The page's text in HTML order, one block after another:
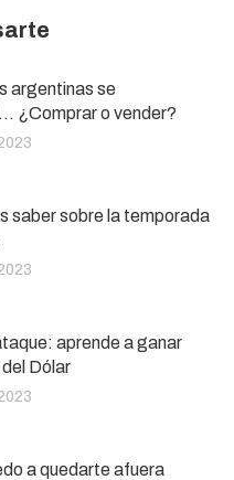
argentinas se
¿Comprar o vender?
saber sobre la temporada
aprende a ganar
Dólar
a quedarte afuera